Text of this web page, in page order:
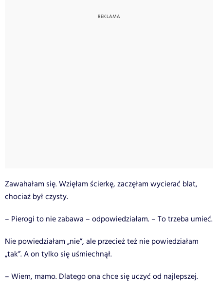
Zawahałam się. Wzięłam ścierkę, zaczęłam wycierać blat,
chociaż był czysty.
– Pierogi to nie zabawa – odpowiedziałam. – To trzeba umieć.
Nie powiedziałam „nie”, ale przecież też nie powiedziałam
„tak”. A on tylko się uśmiechnął.
– Wiem, mamo. Dlatego ona chce się uczyć od najlepszej.